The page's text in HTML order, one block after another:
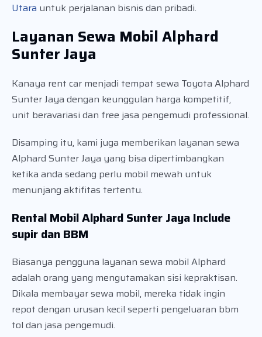
Utara untuk perjalanan bisnis dan pribadi.
Layanan Sewa Mobil Alphard
Sunter Jaya
Kanaya rent car menjadi tempat sewa Toyota Alphard
Sunter Jaya dengan keunggulan harga kompetitif,
unit beravariasi dan free jasa pengemudi professional.
Disamping itu, kami juga memberikan layanan sewa
Alphard Sunter Jaya yang bisa dipertimbangkan
ketika anda sedang perlu mobil mewah untuk
menunjang aktifitas tertentu.
Rental Mobil Alphard Sunter Jaya Include
supir dan BBM
Biasanya pengguna layanan sewa mobil Alphard
adalah orang yang mengutamakan sisi kepraktisan.
Dikala membayar sewa mobil, mereka tidak ingin
repot dengan urusan kecil seperti pengeluaran bbm
tol dan jasa pengemudi.